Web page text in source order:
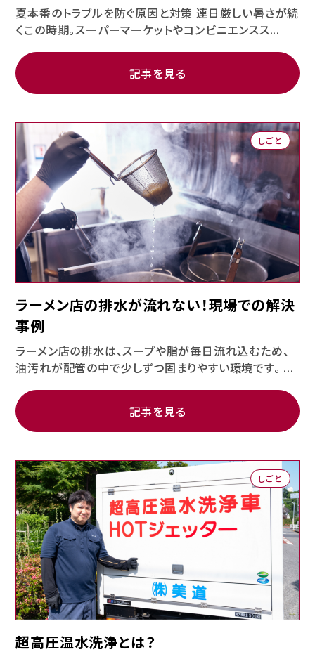
夏本番のトラブルを防ぐ原因と対策 連日厳しい暑さが続
くこの時期。スーパーマーケットやコンビニエンスス...
記事を見る
しごと
ラーメン店の排水が流れない！現場での解決
事例
ラーメン店の排水は、スープや脂が毎日流れ込むため、
油汚れが配管の中で少しずつ固まりやすい環境です。 ...
記事を見る
しごと
超高圧温水洗浄とは？